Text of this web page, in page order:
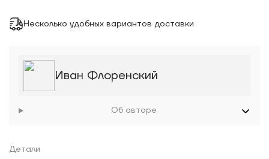
Несколько удобных вариантов доставки
Иван Флоренский
Об авторе
Детали